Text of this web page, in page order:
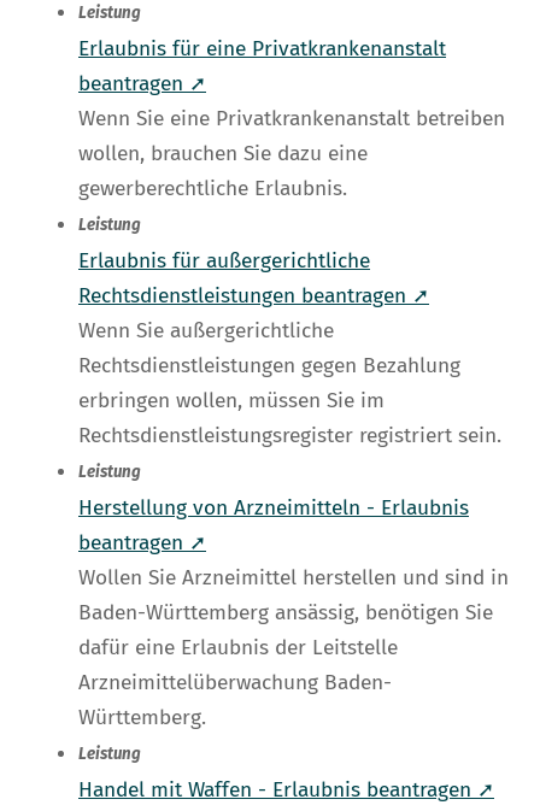
Leistung
Erlaubnis für eine Privatkrankenanstalt
beantragen ➚
Wenn Sie eine Privatkrankenanstalt betreiben
wollen, brauchen Sie dazu eine
gewerberechtliche Erlaubnis.
Leistung
Erlaubnis für außergerichtliche
Rechtsdienstleistungen beantragen ➚
Wenn Sie außergerichtliche
Rechtsdienstleistungen gegen Bezahlung
erbringen wollen, müssen Sie im
Rechtsdienstleistungsregister registriert sein.
Leistung
Herstellung von Arzneimitteln - Erlaubnis
beantragen ➚
Wollen Sie Arzneimittel herstellen und sind in
Baden-Württemberg ansässig, benötigen Sie
dafür eine Erlaubnis der Leitstelle
Arzneimittelüberwachung Baden-
Württemberg.
Leistung
Handel mit Waffen - Erlaubnis beantragen ➚